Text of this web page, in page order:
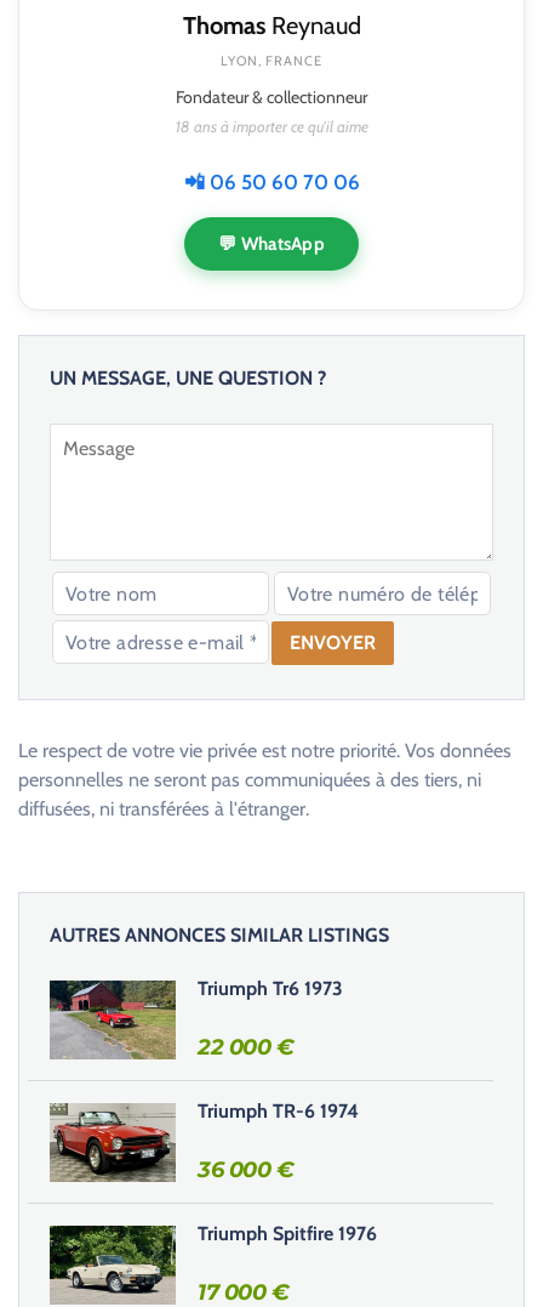
ThomasReynaud
LYON, FRANCE
Fondateur & collectionneur
18 ans à importer ce qu'il aime
📲 06 50 60 70 06
💬 WhatsApp
UN MESSAGE, UNE QUESTION ?
a
s
s
e
r
c
e
c
h
a
m
Le respect de votre vie privée est notre priorité. Vos données
personnelles ne seront pas communiquées à des tiers, ni
diffusées, ni transférées à l'étranger.
AUTRES ANNONCES SIMILAR LISTINGS
Triumph Tr6 1973
22 000€
Triumph TR-6 1974
36 000€
Triumph Spitfire 1976
17 000€